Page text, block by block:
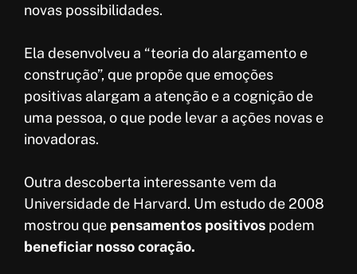
novas possibilidades.
Ela desenvolveu a “teoria do alargamento e
construção”, que propõe que emoções
positivas alargam a atenção e a cognição de
uma pessoa, o que pode levar a ações novas e
inovadoras.
Outra descoberta interessante vem da
Universidade de Harvard. Um estudo de 2008
mostrou que pensamentos positivos podem
beneficiar nosso coração.